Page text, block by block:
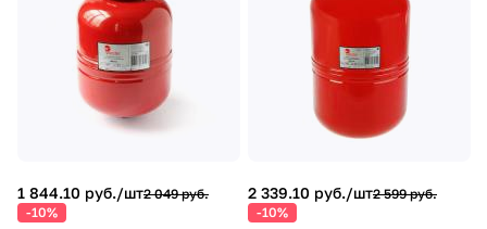
1 844.10 руб./шт2 049 руб.
-10%
2 339.10 руб./шт2 599 руб.
-10%